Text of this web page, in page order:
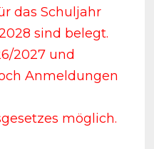
das Schuljahr
sind belegt.
2027 und
Anmeldungen
möglich.